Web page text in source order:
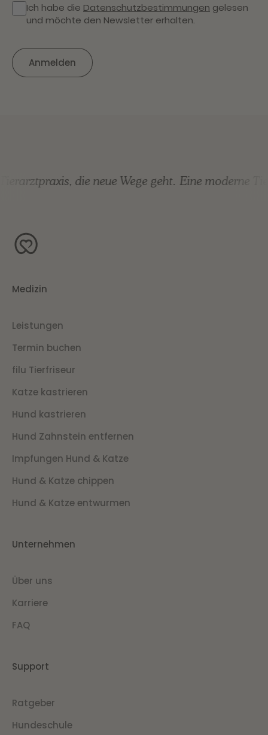
Ich habe die Datenschutzbestimmungen gelesen
und möchte den Newsletter erhalten.
die neue Wege geht. Eine moderne
Medizin
Leistungen
Termin buchen
filu Tierfriseur
Katze kastrieren
Hund kastrieren
Hund Zahnstein entfernen
Impfungen Hund & Katze
Hund & Katze chippen
Hund & Katze entwurmen
Unternehmen
Über uns
Karriere
FAQ
Support
Ratgeber
Hundeschule